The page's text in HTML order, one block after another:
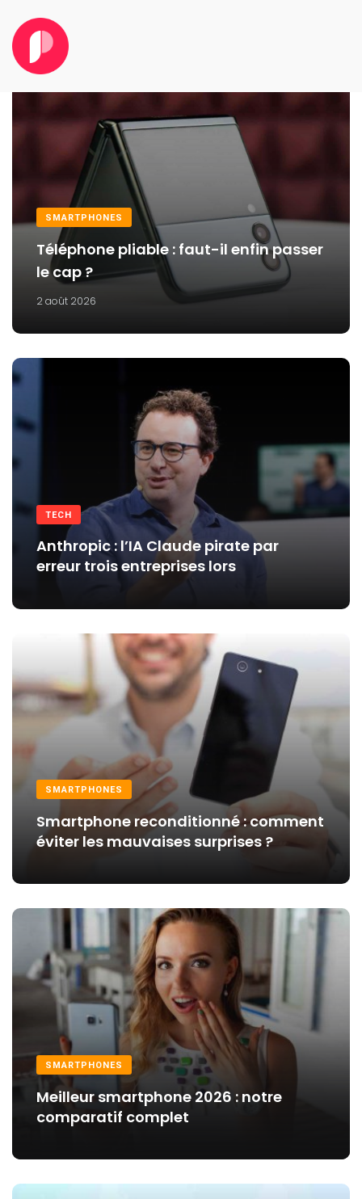
SMARTPHONES
Téléphone pliable : faut-il enfin passer
le cap ?
2 août 2026
TECH
Anthropic : l’IA Claude pirate par
erreur trois entreprises lors
SMARTPHONES
Smartphone reconditionné : comment
éviter les mauvaises surprises ?
SMARTPHONES
Meilleur smartphone 2026 : notre
comparatif complet